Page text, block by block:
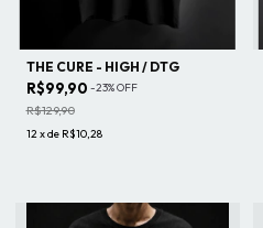
THE CURE - HIGH / DTG
R$99,90 -23%OFF
R$129,90
12xde R$10,28